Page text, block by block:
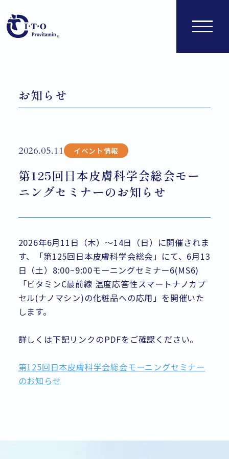
お知らせ
2026.05.11 イベント情報
第125回日本皮膚科学会総会モー
ニングセミナーのお知らせ
2026年6月11日（木）〜14日（日）に開催されま
す、「第125回日本皮膚科学会総会」にて、6月13
日（土）8:00~9:00モーニングセミナー6(MS6)
「ビタミンC最前線 温度応答性スマートナノカプ
セル(ナノマシン)の化粧品への応用」を開催いた
します。
詳しくは下記リンクのPDFをご確認ください。
第125回日本皮膚科学会総会モーニングセミナー
のお知らせ